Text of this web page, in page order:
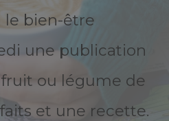
le bien-être
une publication
ou légume de
et une recette.